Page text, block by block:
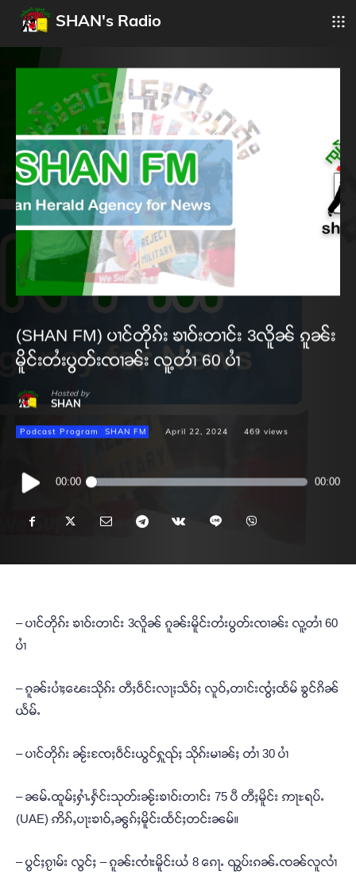
SHAN's Radio
(SHAN FM) ပၢင်တိုၵ်း ၶၢဝ်းတၢင်း 3လိူၼ် ၵူၼ်း
မိူင်းတႆးပွတ်းၸၢၼ်း လူ့တၢႆ 60 ပၢႆ
Hosted by
SHAN
Podcast Program SHAN FM April 22, 2024 469 views
Audio
Player
00:00 00:00
– ပၢင်တိုၵ်း ၶၢဝ်းတၢင်း 3လိူၼ် ၵူၼ်းမိူင်းတႆးပွတ်းၸၢၼ်း လူ့တၢႆ 60
ပၢႆ
– ၵူၼ်းပၢႆႈၽေးသိုၵ်း တီႈဝဵင်းလႃႈသဵဝ်ႈ လူဝ်ႇတၢင်းၸွႆႈထႅမ် ၶွင်ၵိၼ်
ယႅမ်ႉ
– ပၢင်တိုၵ်း ၼႂ်းၸႄႈဝဵင်းယွင်ႁူၺ်ႈ သိုၵ်းမၢၼ်ႈ တၢႆ 30 ပၢႆ
– ၼမ်ႉထူမ်ႈႁၢႆႉႁႅင်းသုတ်းၼႂ်းၶၢဝ်းတၢင်း 75 ပီ တီႈမိူင်း ဢႃႊရပ်ႉ
(UAE) ဢိၵ်ႇပႃးၶၢဝ်ႇၼွၵ်ႈမိူင်းထႅင်ႈတင်းၼမ်။
– ပွင်ႈၵႂၢမ်း လွင်ႈ – ၵူၼ်းၸၢႆးမိူင်းယႆ 8 ၵေႃႉ ၺွပ်းၵၼ်ႉၸၼ်လူလၢႆ